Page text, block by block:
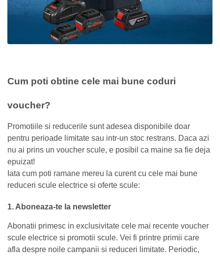
Cum poti obtine cele mai bune coduri
voucher?
Promotiile si reducerile sunt adesea disponibile doar
pentru perioade limitate sau intr-un stoc restrans. Daca azi
nu ai prins un voucher scule, e posibil ca maine sa fie deja
epuizat!
Iata cum poti ramane mereu la curent cu cele mai bune
reduceri scule electrice si oferte scule:
1. Aboneaza-te la newsletter
Abonatii primesc in exclusivitate cele mai recente voucher
scule electrice si promotii scule. Vei fi printre primii care
afla despre noile campanii si reduceri limitate. Periodic,